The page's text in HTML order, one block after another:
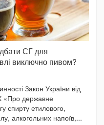
СГ для
виключно пивом?
Закон України від
«Про державне
спирту етилового,
алкогольних напоїв,...